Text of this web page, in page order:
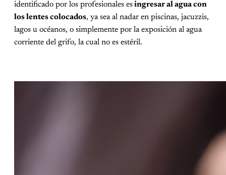
identificado por los profesionales esingresar al agua con
los lentes colocados, ya sea al nadar en piscinas, jacuzzis,
lagos u océanos, o simplemente por la exposición al agua
corriente del grifo, la cual no es estéril.